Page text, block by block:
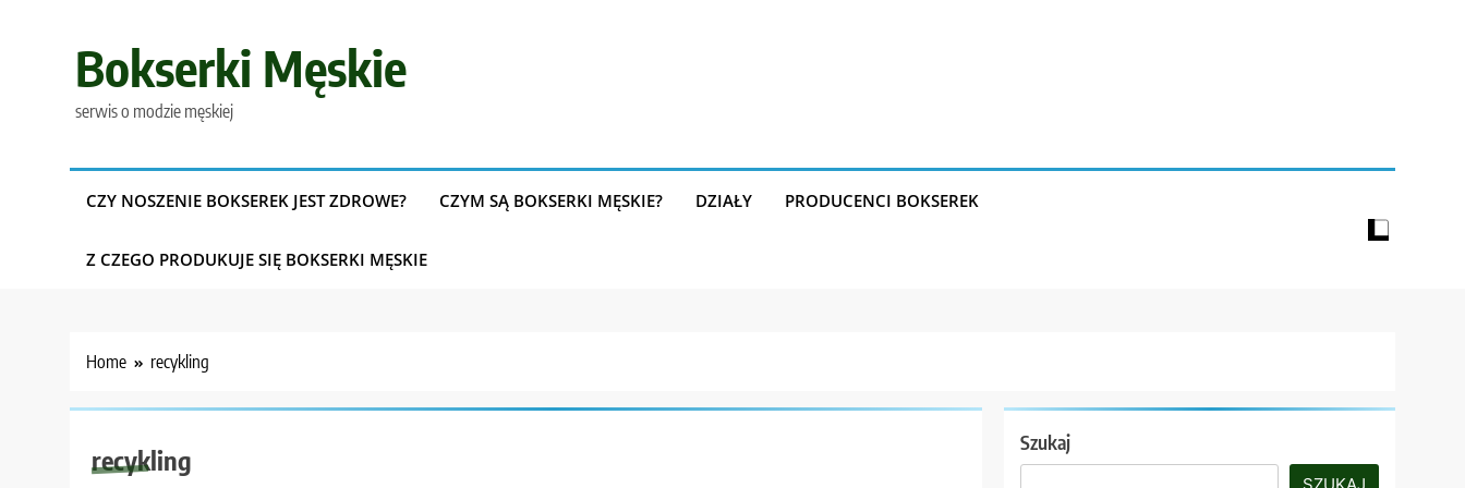
Bokserki Męskie
serwis o modzie męskiej
CZY NOSZENIE BOKSEREK JEST ZDROWE? CZYM SĄ BOKSERKI MĘSKIE? DZIAŁY PRODUCENCI BOKSEREK
Z CZEGO PRODUKUJE SIĘ BOKSERKI MĘSKIE
Home recykling
recykling
Szukaj